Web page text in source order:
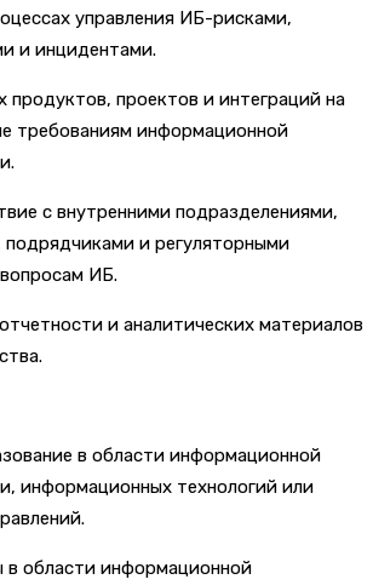
управления ИБ-рисками,
и инцидентами.
продуктов, проектов и интеграций на
требованиям информационной
с внутренними подразделениями,
и регуляторными
ИБ.
и аналитических материалов
в области информационной
информационных технологий или
в области информационной